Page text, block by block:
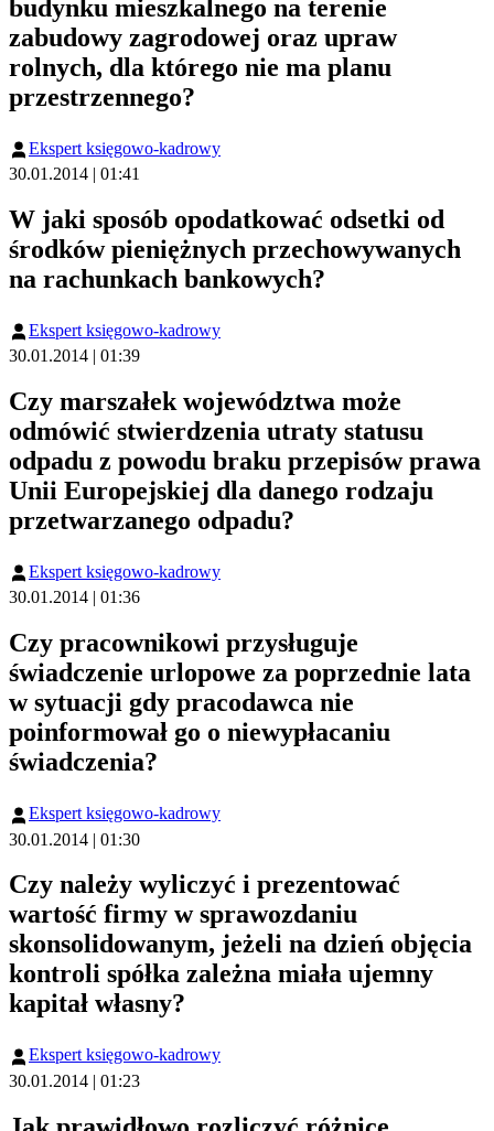
budynku mieszkalnego na terenie
zabudowy zagrodowej oraz upraw
rolnych, dla którego nie ma planu
przestrzennego?
Ekspert księgowo-kadrowy
30.01.2014 | 01:41
W jaki sposób opodatkować odsetki od
środków pieniężnych przechowywanych
na rachunkach bankowych?
Ekspert księgowo-kadrowy
30.01.2014 | 01:39
Czy marszałek województwa może
odmówić stwierdzenia utraty statusu
odpadu z powodu braku przepisów prawa
Unii Europejskiej dla danego rodzaju
przetwarzanego odpadu?
Ekspert księgowo-kadrowy
30.01.2014 | 01:36
Czy pracownikowi przysługuje
świadczenie urlopowe za poprzednie lata
w sytuacji gdy pracodawca nie
poinformował go o niewypłacaniu
świadczenia?
Ekspert księgowo-kadrowy
30.01.2014 | 01:30
Czy należy wyliczyć i prezentować
wartość firmy w sprawozdaniu
skonsolidowanym, jeżeli na dzień objęcia
kontroli spółka zależna miała ujemny
kapitał własny?
Ekspert księgowo-kadrowy
30.01.2014 | 01:23